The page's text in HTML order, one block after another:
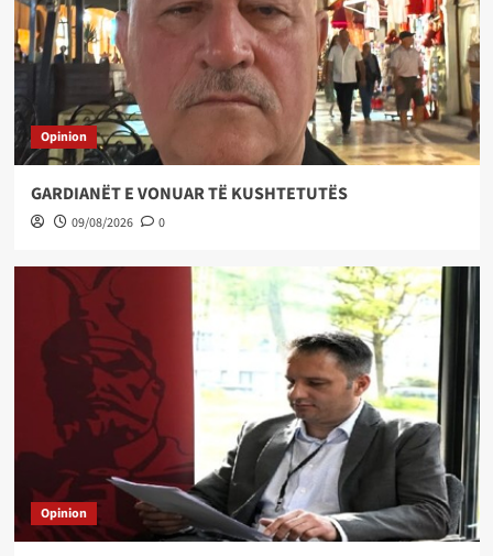
Opinion
GARDIANËT E VONUAR TË KUSHTETUTËS
09/08/2026 0
Opinion